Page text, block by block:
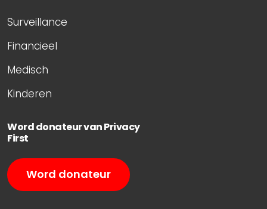
Surveillance
Financieel
Medisch
Kinderen
Word donateur van Privacy
First
Word donateur